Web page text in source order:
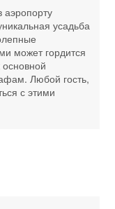
усадьба
может гордится
Любой гость,
с этими